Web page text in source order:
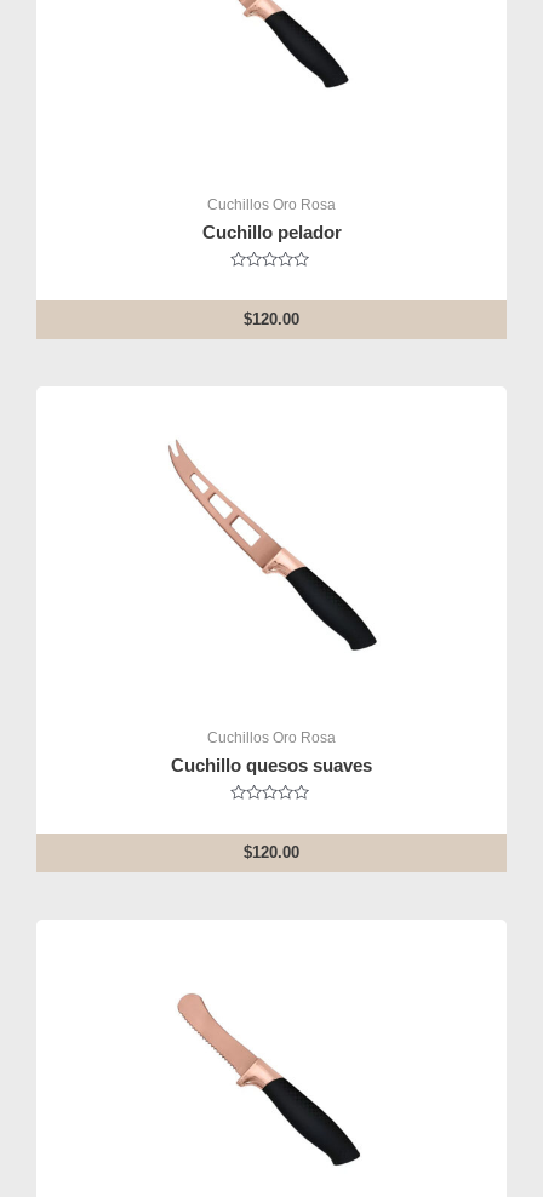
Cuchillos Oro Rosa
Cuchillo pelador
out
of
5
$120.00
Cuchillos Oro Rosa
Cuchillo quesos suaves
out
of
5
$120.00